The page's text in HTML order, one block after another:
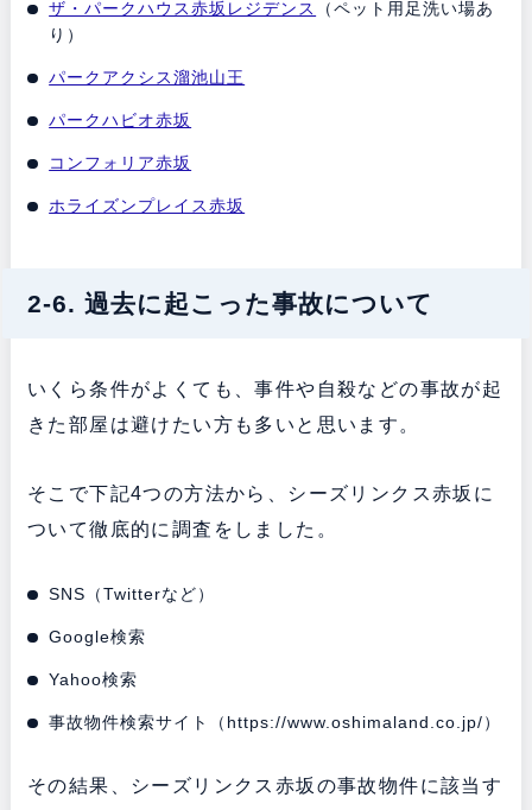
ザ・パークハウス赤坂レジデンス
（ペット用足洗い場あ
り）
パークアクシス溜池山王
パークハビオ赤坂
コンフォリア赤坂
ホライズンプレイス赤坂
2-6. 過去に起こった事故について
いくら条件がよくても、事件や自殺などの事故が起
きた部屋は避けたい方も多いと思います。
そこで下記4つの方法から、シーズリンクス赤坂に
ついて徹底的に調査をしました。
SNS（Twitterなど）
Google検索
Yahoo検索
事故物件検索サイト（ https://www.oshimaland.co.jp/）
その結果、シーズリンクス赤坂の事故物件に該当す